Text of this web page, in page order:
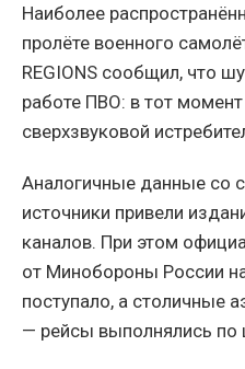
Наиболее
пролёте военного
REGIONS сообщил, что
работе ПВО: в тот
сверхзвуковой
Аналогичные данные со
источники привели
каналов. При этом
от Минобороны России
поступало, а столичные
— рейсы выполнялись по